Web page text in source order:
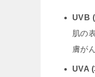
UVB
肌の
膚が
UVA